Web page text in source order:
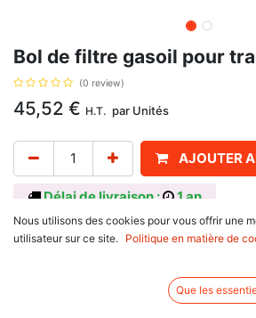
Bol de filtre gasoil pour
(0 review)
45,52 € H.T. par Unités
AJOUTER
Délai de livraison : 1 an
Volume 13L, origine GROZ, avec pour référence
Nous utilisons des cookies pour vous offrir une
utilisateur sur ce site.
Politique en matière de
Que les